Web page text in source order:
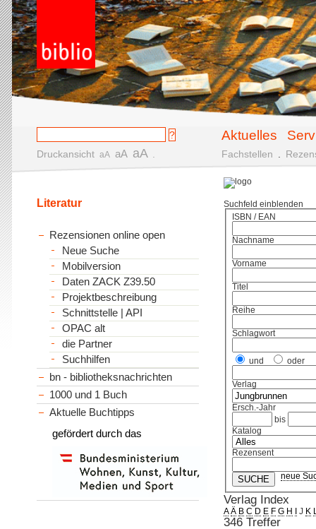
Aktuelles
Druckansicht aA aA aA Fachstellen
Suchfeld einblenden
ISBN / EAN
Nachname
Vorname
Titel
Reihe
Schlagwort
und oder
Verlag
Ersch.-Jahr
bis
Katalog
Rezensent
neue
Verlag Index
A Ä B C D E F G H J K
346 Treffer
Literatur
Rezensionen online open
Neue Suche
Mobilversion
Daten ZACK Z39.50
Projektbeschreibung
Schnittstelle | API
OPAC alt
die Partner
Suchhilfen
bn - bibliotheksnachrichten
1000 und 1 Buch
Aktuelle Buchtipps
gefördert durch das